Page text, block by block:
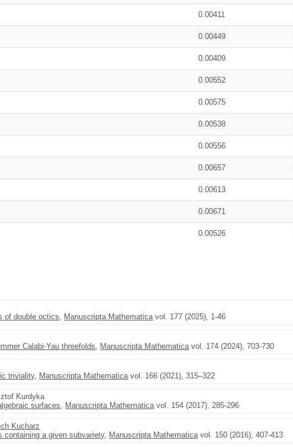
0.00411
0.00449
0.00409
0.00552
0.00575
0.00538
0.00556
0.00657
0.00613
0.00671
0.00526
of double octics, Manuscripta Mathematicavol. 177 (2025), 1-46
Calabi-Yau threefolds, Manuscripta Mathematicavol. 174 (2024), 703-730
triviality, Manuscripta Mathematicavol. 166 (2021), 315–322
Kurdyka
surfaces, Manuscripta Mathematicavol. 154 (2017), 285-296
Kucharz
containing a given subvariety, Manuscripta Mathematicavol. 150 (2016), 407-413